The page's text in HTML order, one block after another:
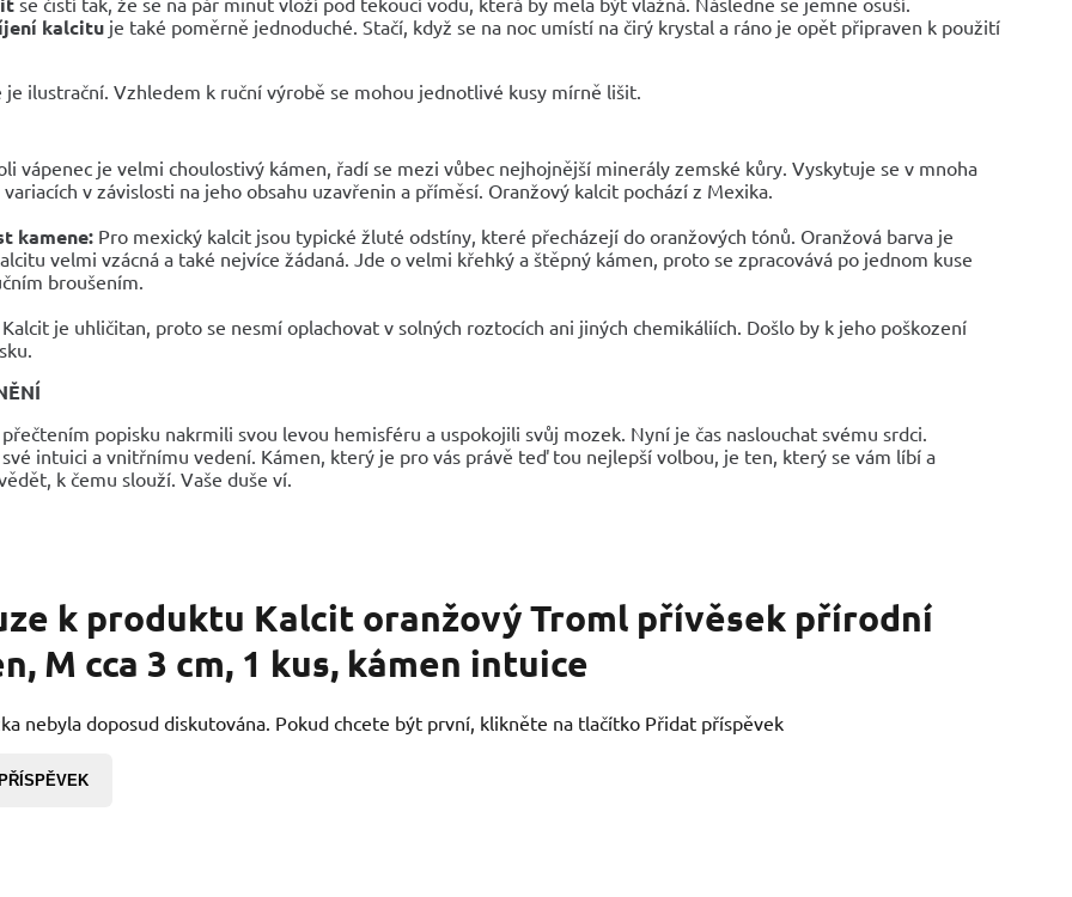
kalcitu je také poměrně jednoduché. Stačí, když se na noc umístí na čirý krystal a ráno je opět připraven k použití
ilustrační. Vzhledem k ruční výrobě se mohou jednotlivé kusy mírně lišit.
vápenec je velmi choulostivý kámen, řadí se mezi vůbec nejhojnější minerály zemské kůry. Vyskytuje se v mnoha
v závislosti na jeho obsahu uzavřenin a příměsí. Oranžový kalcit pochází z Mexika.
kamene: Pro mexický kalcit jsou typické žluté odstíny, které přecházejí do oranžových tónů. Oranžová barva je
velmi vzácná a také nejvíce žádaná. Jde o velmi křehký a štěpný kámen, proto se zpracovává po jednom kuse
broušením.
Kalcit je uhličitan, proto se nesmí oplachovat v solných roztocích ani jiných chemikáliích. Došlo by k jeho poškození
popisku nakrmili svou levou hemisféru a uspokojili svůj mozek. Nyní je čas naslouchat svému srdci.
intuici a vnitřnímu vedení. Kámen, který je pro vás právě teď tou nejlepší volbou, je ten, který se vám líbí a
k čemu slouží. Vaše duše ví.
k produktu Kalcit oranžový Troml přívěsek přírodní
M cca 3 cm, 1 kus, kámen intuice
nebyla doposud diskutována. Pokud chcete být první, klikněte na tlačítko Přidat příspěvek